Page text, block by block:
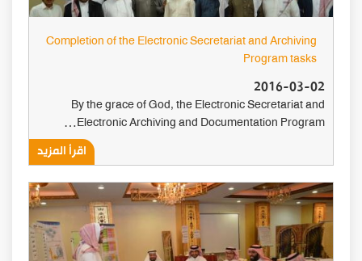
Completion of the Electronic Secretariat and Archiving
Program tasks
2016-03-02
By the grace of God, the Electronic Secretariat and
Electronic Archiving and Documentation Program…
اقرأ المزيد